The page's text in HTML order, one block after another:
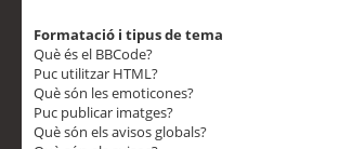
Formatació i tipus de tema
Què és el BBCode?
Puc utilitzar HTML?
Què són les emoticones?
Puc publicar imatges?
Què són els avisos globals?